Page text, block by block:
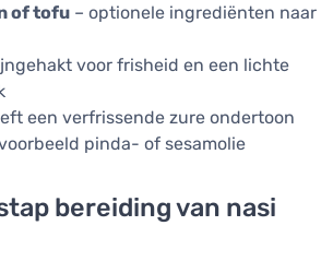
of tofu – optionele ingrediënten naar
voor frisheid en een lichte
een verfrissende zure ondertoon
pinda- of sesamolie
bereiding van nasi